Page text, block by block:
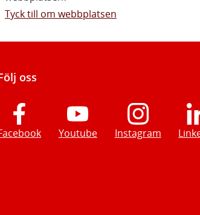
Tyck till om webbplatsen
oss
Youtube Instagram